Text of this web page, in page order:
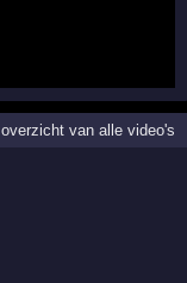
overzicht van alle video's